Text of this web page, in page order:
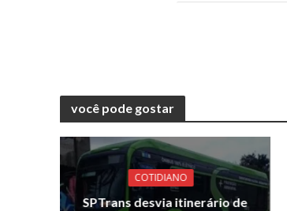
você pode gostar
COTIDIANO
SPTrans desvia itinerário de